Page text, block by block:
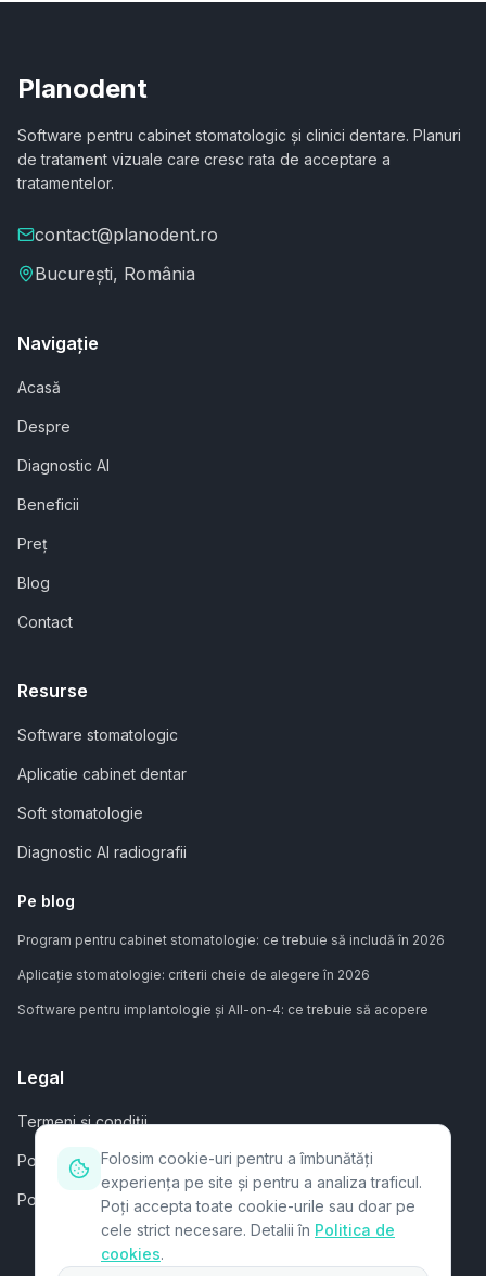
Planodent
Software pentru cabinet stomatologic și clinici dentare. Planuri
de tratament vizuale care cresc rata de acceptare a
tratamentelor.
contact@planodent.ro
București, România
Navigație
Acasă
Despre
Diagnostic AI
Beneficii
Preț
Blog
Contact
Resurse
Software stomatologic
Aplicatie cabinet dentar
Soft stomatologie
Diagnostic AI radiografii
Pe blog
Program pentru cabinet stomatologie: ce trebuie să includă în 2026
Aplicație stomatologie: criterii cheie de alegere în 2026
Software pentru implantologie și All-on-4: ce trebuie să acopere
Legal
Termeni și condiții
Politica de confidențialitate
Politica de cookies
Folosim cookie-uri pentru a îmbunătăți
experiența pe site și pentru a analiza traficul.
Poți accepta toate cookie-urile sau doar pe
cele strict necesare. Detalii în Politica de
cookies.